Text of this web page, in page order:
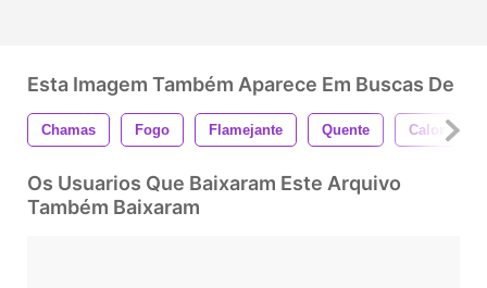
Esta Imagem Também Aparece Em Buscas De
Chamas Fogo Flamejante Quente Calor
Os Usuarios Que Baixaram Este Arquivo
Também Baixaram